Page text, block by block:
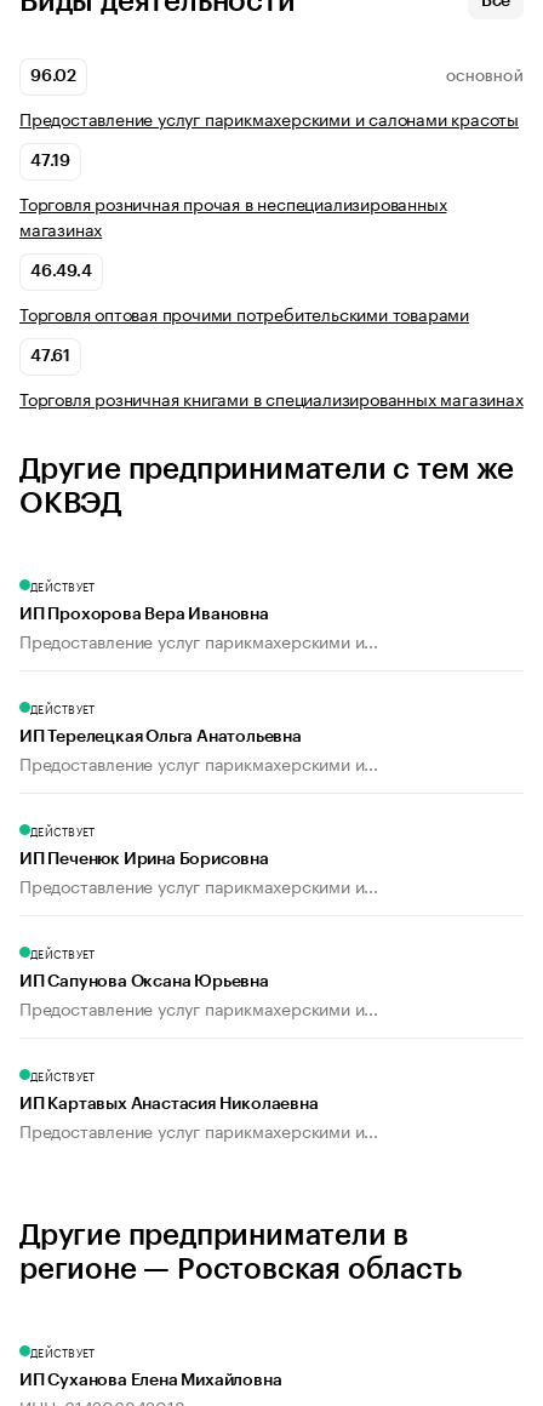
96.02 ОСНОВНОЙ
Предоставление услуг парикмахерскими и салонами красоты
47.19
Торговля розничная прочая в неспециализированных
магазинах
46.49.4
Торговля оптовая прочими потребительскими товарами
47.61
Торговля розничная книгами в специализированных магазинах
Другие предприниматели с тем же
ОКВЭД
ДЕЙСТВУЕТ
ИП Прохорова Вера Ивановна
Предоставление услуг парикмахерскими и...
ДЕЙСТВУЕТ
ИП Терелецкая Ольга Анатольевна
Предоставление услуг парикмахерскими и...
ДЕЙСТВУЕТ
ИП Печенюк Ирина Борисовна
Предоставление услуг парикмахерскими и...
ДЕЙСТВУЕТ
ИП Сапунова Оксана Юрьевна
Предоставление услуг парикмахерскими и...
ДЕЙСТВУЕТ
ИП Картавых Анастасия Николаевна
Предоставление услуг парикмахерскими и...
Другие предприниматели в
регионе — Ростовская область
ДЕЙСТВУЕТ
ИП Суханова Елена Михайловна